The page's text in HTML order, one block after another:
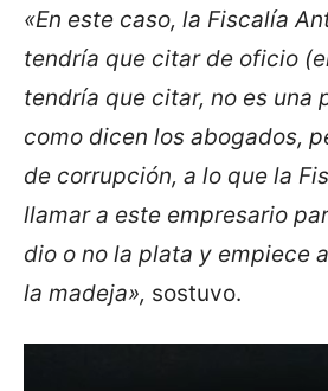
«En este caso, la Fiscalía
tendría que citar de oficio
tendría que citar, no es una
como dicen los abogados,
de corrupción, a lo que la
llamar a este empresario
dio o no la plata y empiece
la madeja», sostuvo.